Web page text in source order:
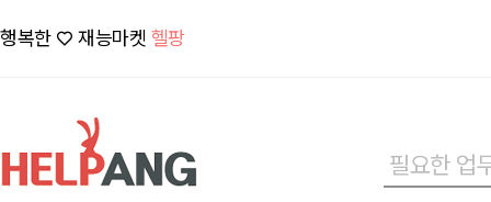
행복한 ♡ 재능마켓 헬팡